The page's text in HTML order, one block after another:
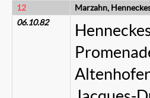
12
Marzahn,
06.10.82